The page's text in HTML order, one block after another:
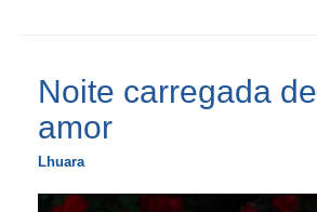
Noite carregada de
amor
Lhuara